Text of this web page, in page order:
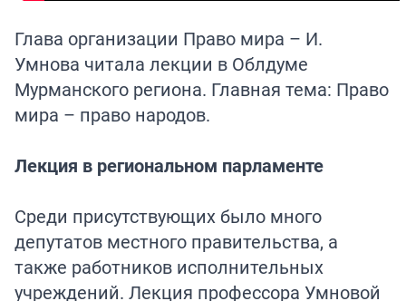
Глава организации Право мира – И.
Умнова читала лекции в Облдуме
Мурманского региона. Главная тема: Право
мира – право народов.
Лекция в региональном парламенте
Среди присутствующих было много
депутатов местного правительства, а
также работников исполнительных
учреждений. Лекция профессора Умновой